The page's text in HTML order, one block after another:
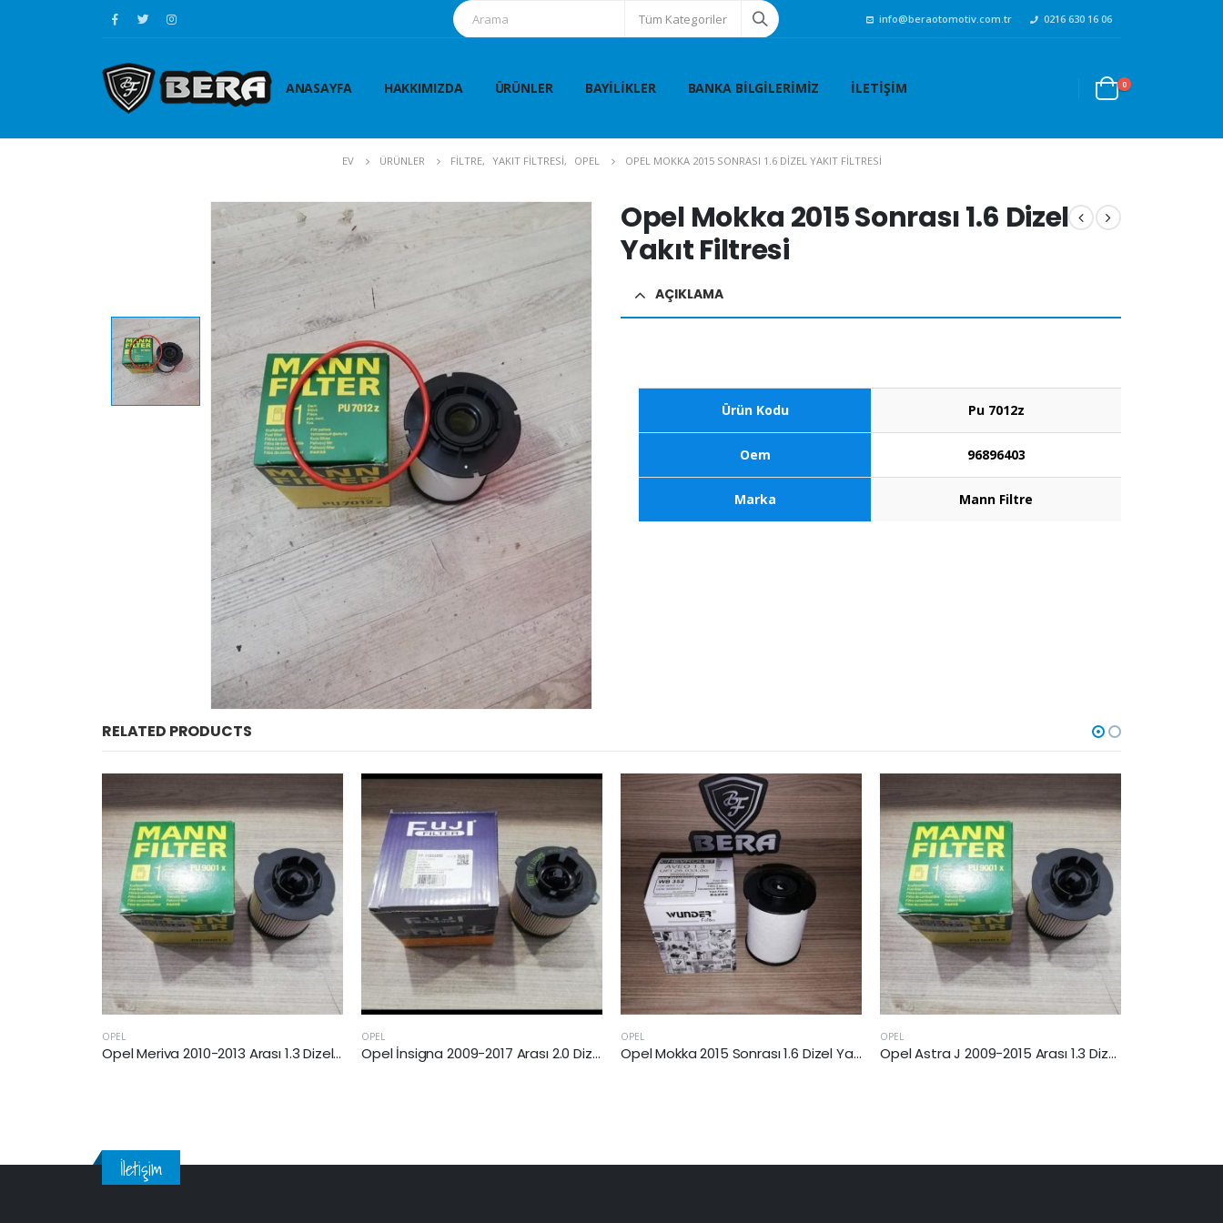
Tüm Kategoriler info@beraotomotiv.com.tr 0216 630 16 06
ANASAYFA HAKKIMIZDA ÜRÜNLER BAYILIKLER BANKA BILGILERIMIZ İLETIŞIM 0
EV ÜRÜNLER FİLTRE, YAKIT FİLTRESİ, OPEL OPEL MOKKA 2015 SONRASI 1.6 DIZEL YAKIT FILTRESI
Opel Mokka 2015 Sonrası 1.6 Dizel
Yakıt Filtresi
AÇIKLAMA
Ürün Kodu Pu 7012z
Oem 96896403
Marka Mann Filtre
RELATED PRODUCTS
Opel Meriva 2010-2013 Arası 1.3 Dizel Yakıt Filtresi Opel İnsigna 2009-2017 Arası 2.0 Dizel Yakıt Filtresi Opel Mokka 2015 Sonrası 1.6 Dizel Yakıt Filtresi Opel Astra J 2009-2015 Arası 1.3 Dizel Yakıt Filtresi
İletişim